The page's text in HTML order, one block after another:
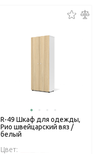
R-49 Шкаф для одежды,
Рио швейцарский вяз /
белый
Цвет: